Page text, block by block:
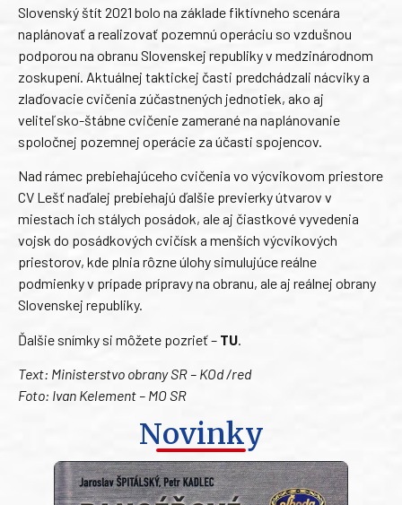
Slovenský štít 2021 bolo na základe fiktívneho scenára
naplánovať a realizovať pozemnú operáciu so vzdušnou
podporou na obranu Slovenskej republiky v medzinárodnom
zoskupení. Aktuálnej taktickej časti predchádzali nácviky a
zlaďovacie cvičenia zúčastnených jednotiek, ako aj
veliteľsko-štábne cvičenie zamerané na naplánovanie
spoločnej pozemnej operácie za účasti spojencov.
Nad rámec prebiehajúceho cvičenia vo výcvikovom priestore
CV Lešť naďalej prebiehajú ďalšie previerky útvarov v
miestach ich stálych posádok, ale aj čiastkové vyvedenia
vojsk do posádkových cvičísk a menších výcvikových
priestorov, kde plnia rôzne úlohy simulujúce reálne
podmienky v prípade prípravy na obranu, ale aj reálnej obrany
Slovenskej republiky.
Ďalšie snímky si môžete pozrieť – TU
Text: Ministerstvo obrany SR – KOd /red
Foto: Ivan Kelement – MO SR
Novinky